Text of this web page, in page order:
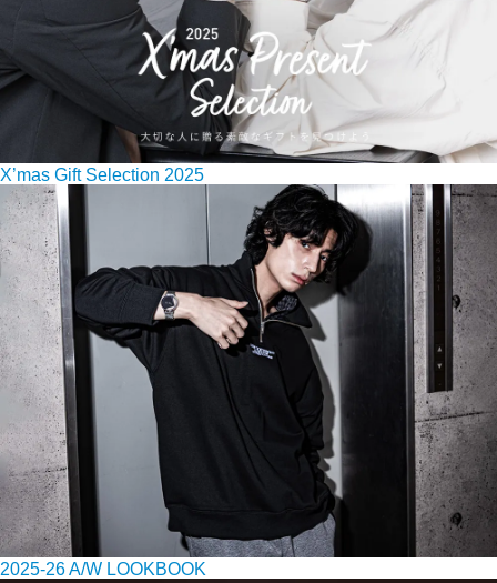
X’mas Gift Selection 2025
2025-26 A/W LOOKBOOK